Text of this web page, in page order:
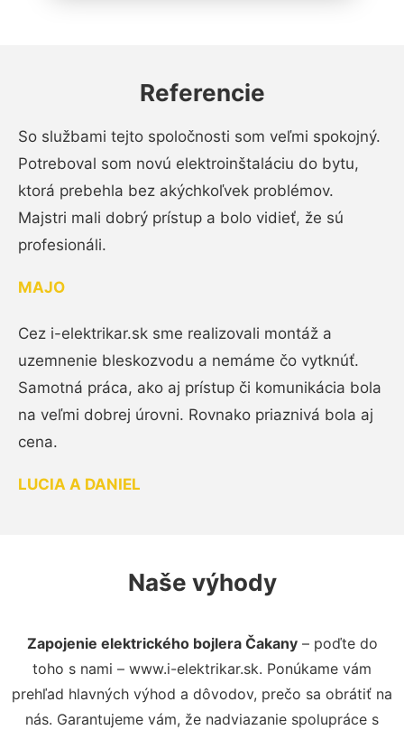
Referencie
So službami tejto spoločnosti som veľmi spokojný.
Potreboval som novú elektroinštaláciu do bytu,
ktorá prebehla bez akýchkoľvek problémov.
Majstri mali dobrý prístup a bolo vidieť, že sú
profesionáli.
MAJO
Cez i-elektrikar.sk sme realizovali montáž a
uzemnenie bleskozvodu a nemáme čo vytknúť.
Samotná práca, ako aj prístup či komunikácia bola
na veľmi dobrej úrovni. Rovnako priaznivá bola aj
cena.
LUCIA A DANIEL
Naše výhody
Zapojenie elektrického bojlera Čakany– poďte do
toho s nami – www.i-elektrikar.sk. Ponúkame vám
prehľad hlavných výhod a dôvodov, prečo sa obrátiť na
nás. Garantujeme vám, že nadviazanie spolupráce s